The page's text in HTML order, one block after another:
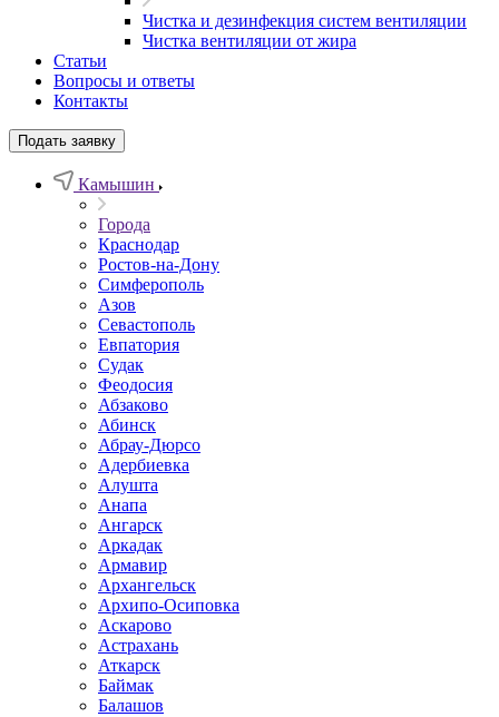
Чистка и дезинфекция систем вентиляции
Чистка вентиляции от жира
Статьи
Вопросы и ответы
Контакты
Подать заявку
Камышин
Города
Краснодар
Ростов-на-Дону
Симферополь
Азов
Севастополь
Евпатория
Судак
Феодосия
Абзаково
Абинск
Абрау-Дюрсо
Адербиевка
Алушта
Анапа
Ангарск
Аркадак
Армавир
Архангельск
Архипо-Осиповка
Аскарово
Астрахань
Аткарск
Баймак
Балашов